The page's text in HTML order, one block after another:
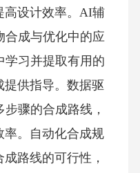
高设计效率。AI辅
合成与优化中的应
学习并提取有用的
供指导。数据驱
骤的合成路线，
率。自动化合成规
路线的可行性，